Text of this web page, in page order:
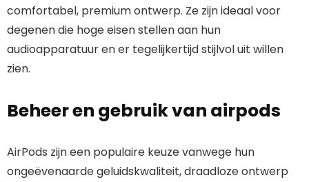
comfortabel, premium ontwerp. Ze zijn ideaal voor
degenen die hoge eisen stellen aan hun
audioapparatuur en er tegelijkertijd stijlvol uit willen
zien.
Beheer en gebruik van airpods
AirPods zijn een populaire keuze vanwege hun
ongeëvenaarde geluidskwaliteit, draadloze ontwerp